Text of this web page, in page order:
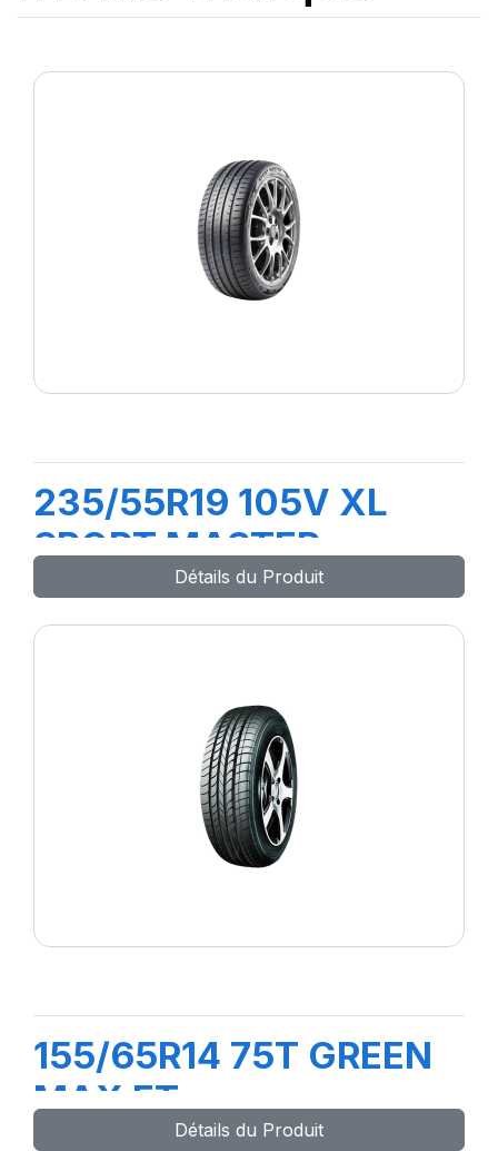
235/55R19 105V XL
SPORT MASTER e
Détails du Produit
155/65R14 75T GREEN
MAX ET
Détails du Produit